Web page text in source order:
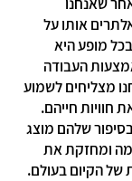
אותו על
מופע היא
העבודה
מצליחים לשמוע
חוויות חייהם.
שלהם מוצג
ומחזקת את
של הקיום בעולם.